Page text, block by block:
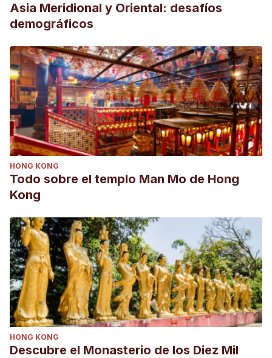
Asia Meridional y Oriental: desafíos
demográficos
HONG KONG
Todo sobre el templo Man Mo de Hong
Kong
HONG KONG
Descubre el Monasterio de los Diez Mil